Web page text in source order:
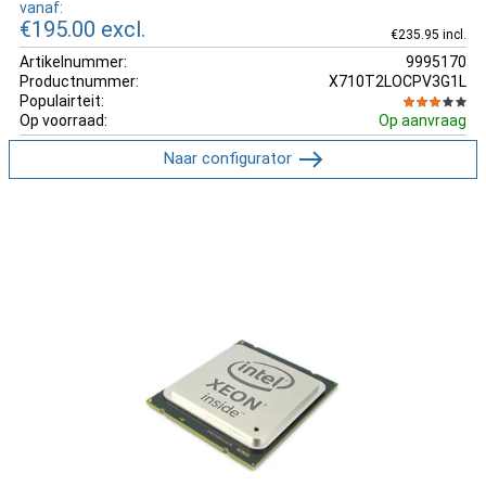
vanaf:
€195.00 excl. €235.95 incl.
Artikelnummer:
9995170
Productnummer:
X710T2LOCPV3G1L
Populairteit:
Op voorraad:
Op aanvraag
Naar configurator